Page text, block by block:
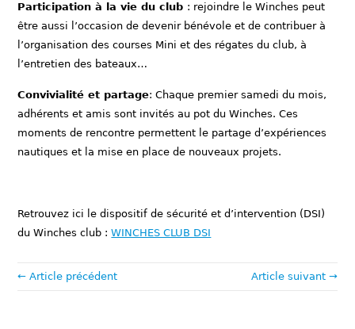
Participation à la vie du club : rejoindre le Winches peut
être aussi l’occasion de devenir bénévole et de contribuer à
l’organisation des courses Mini et des régates du club, à
l’entretien des bateaux…
Convivialité et partage: Chaque premier samedi du mois,
adhérents et amis sont invités au pot du Winches. Ces
moments de rencontre permettent le partage d’expériences
nautiques et la mise en place de nouveaux projets.
Retrouvez ici le dispositif de sécurité et d’intervention (DSI)
du Winches club :WINCHES CLUB DSI
← Article précédent Article suivant →